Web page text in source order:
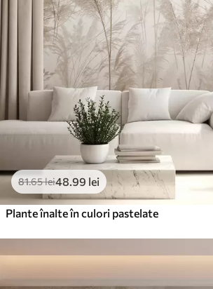
81.65lei48 .99 lei
Plante înalte în culori pastelate